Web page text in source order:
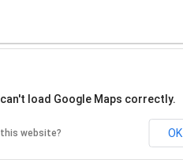
load Google Maps correctly.
this website? OK